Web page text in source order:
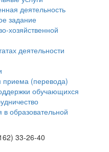
деятельность
задание
хозяйственной
деятельности
приема (перевода)
обучающихся
образовательной
33-26-40